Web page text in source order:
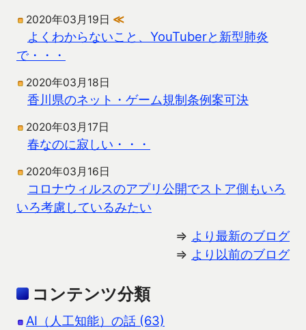
2020年03月19日 ≪
よくわからないこと、YouTuberと新型肺炎
で・・・
2020年03月18日
香川県のネット・ゲーム規制条例案可決
2020年03月17日
春なのに寂しい・・・
2020年03月16日
コロナウィルスのアプリ公開でストア側もいろ
いろ考慮しているみたい
⇒ より最新のブログ
⇒ より以前のブログ
コンテンツ分類
AI（人工知能）の話 (63)